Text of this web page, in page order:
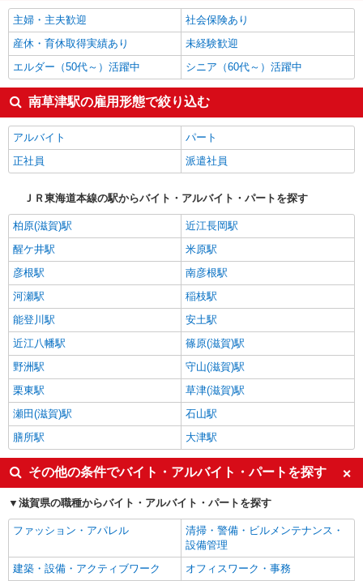
南草津駅の他の職種の平均時給を見る
主婦・主夫歓迎
社会保険あり
産休・育休取得実績あり
未経験歓迎
エルダー（50代～）活躍中
シニア（60代～）活躍中
南草津駅の雇用形態で絞り込む
アルバイト
パート
正社員
派遣社員
ＪＲ東海道本線の駅からバイト・アルバイト・パートを探す
柏原(滋賀)駅
近江長岡駅
醒ケ井駅
米原駅
彦根駅
南彦根駅
河瀬駅
稲枝駅
能登川駅
安土駅
近江八幡駅
篠原(滋賀)駅
野洲駅
守山(滋賀)駅
栗東駅
草津(滋賀)駅
瀬田(滋賀)駅
石山駅
膳所駅
大津駅
その他の条件でバイト・アルバイト・パートを探す
滋賀県の職種からバイト・アルバイト・パートを探す
ファッション・アパレル
清掃・警備・ビルメンテナンス・
設備管理
建築・設備・アクティブワーク
オフィスワーク・事務